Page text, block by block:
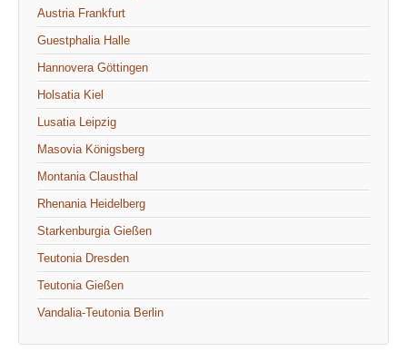
Austria Frankfurt
Guestphalia Halle
Hannovera Göttingen
Holsatia Kiel
Lusatia Leipzig
Masovia Königsberg
Montania Clausthal
Rhenania Heidelberg
Starkenburgia Gießen
Teutonia Dresden
Teutonia Gießen
Vandalia-Teutonia Berlin